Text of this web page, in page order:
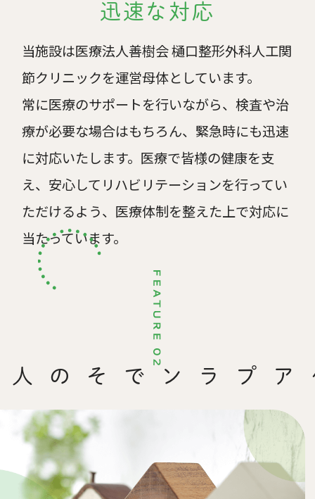
迅速な対応
当施設は医療法人善樹会 樋口整形外科人工関
節クリニックを運営母体としています。
常に医療のサポートを行いながら、検査や治
療が必要な場合はもちろん、緊急時にも迅速
に対応いたします。医療で皆様の健康を支
え、安心してリハビリテーションを行ってい
ただけるよう、医療体制を整えた上で対応に
当たっています。
ケアプランで